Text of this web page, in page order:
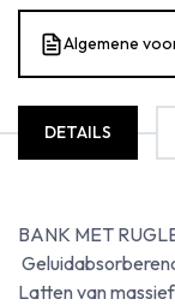
Algemene
DETAILS
BANK MET
Latten van